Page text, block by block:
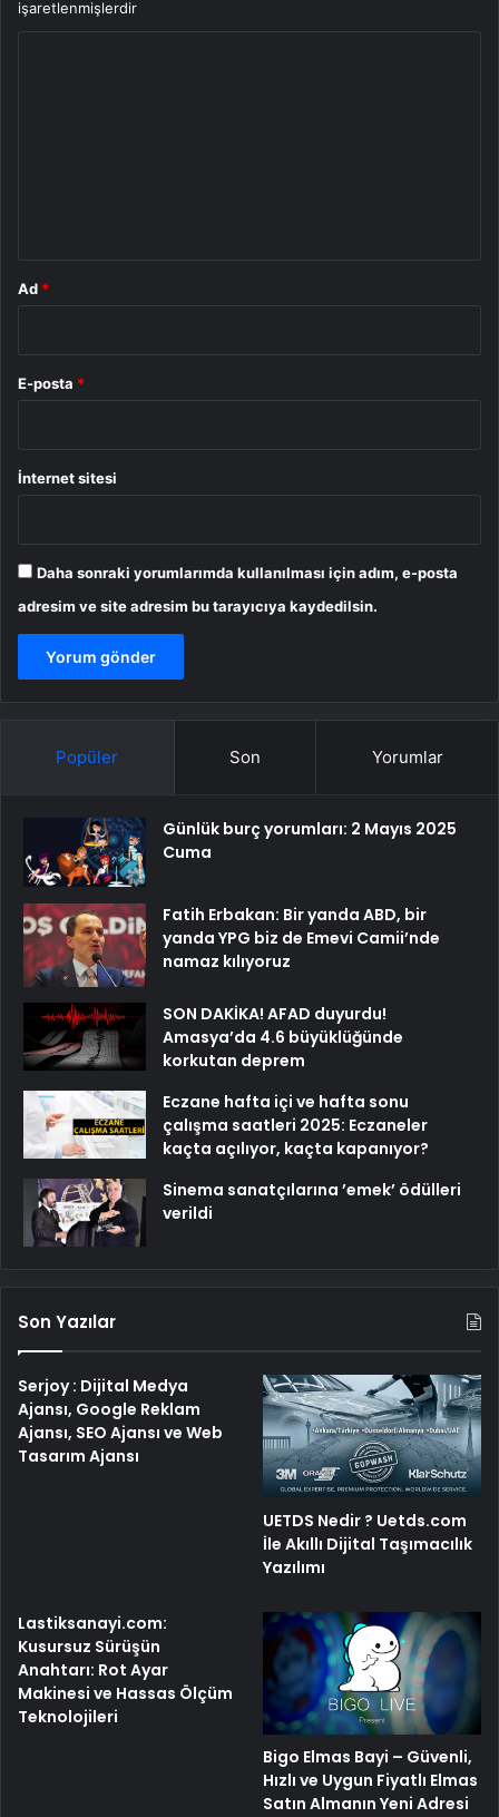
işaretlenmişlerdir
Ad *
E-posta *
İnternet sitesi
Daha sonraki yorumlarımda kullanılması için adım, e-posta
adresim ve site adresim bu tarayıcıya kaydedilsin.
Popüler Son Yorumlar
Günlük burç yorumları: 2 Mayıs 2025
Cuma
Fatih Erbakan: Bir yanda ABD, bir
yanda YPG biz de Emevi Camii’nde
namaz kılıyoruz
SON DAKİKA! AFAD duyurdu!
Amasya’da 4.6 büyüklüğünde
korkutan deprem
Eczane hafta içi ve hafta sonu
çalışma saatleri 2025: Eczaneler
kaçta açılıyor, kaçta kapanıyor?
Sinema sanatçılarına ’emek’ ödülleri
verildi
Son Yazılar
Serjoy : Dijital Medya
Ajansı, Google Reklam
Ajansı, SEO Ajansı ve Web
Tasarım Ajansı
UETDS Nedir ? Uetds.com
İle Akıllı Dijital Taşımacılık
Yazılımı
Lastiksanayi.com:
Kusursuz Sürüşün
Anahtarı: Rot Ayar
Makinesi ve Hassas Ölçüm
Teknolojileri
Bigo Elmas Bayi – Güvenli,
Hızlı ve Uygun Fiyatlı Elmas
Satın Almanın Yeni Adresi